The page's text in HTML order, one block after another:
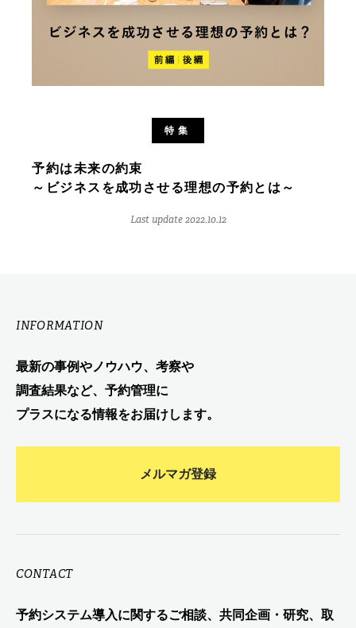
特集
予約は未来の約束
～ビジネスを成功させる理想の予約とは～
Last update 2022.10.12
INFORMATION
最新の事例やノウハウ、考察や
調査結果など、予約管理に
プラスになる情報をお届けします。
メルマガ登録
CONTACT
予約システム導入に関するご相談、共同企画・研究、取